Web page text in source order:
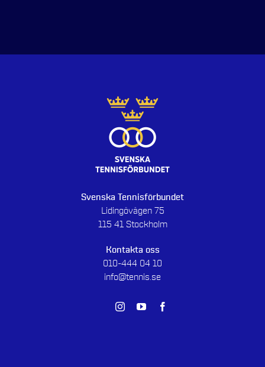
Svenska Tennisförbundet
Lidingövägen 75
115 41 Stockholm
Kontakta oss
010-444 04 10
info@tennis.se